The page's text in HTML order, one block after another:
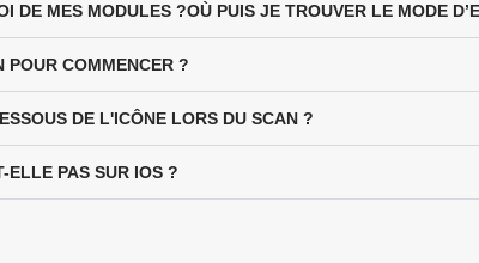
DE MES MODULES ?OÙ PUIS JE TROUVER LE MODE
POUR COMMENCER ?
DE L'ICÔNE LORS DU SCAN ?
ELLE PAS SUR IOS ?